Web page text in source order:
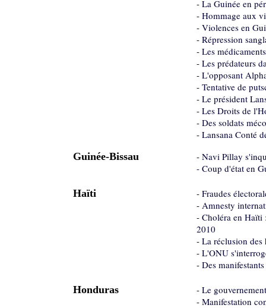
- La Guinée en
- Hommage aux
- Violences en
- Répression
- Les
- Les prédateurs
- L'opposant
- Tentative de
- Le président
- Les Droits de
- Des soldats
- Lansana Conté
Guinée-Bissau
- Navi Pillay
- Coup d'état en
Haïti - Fraudes
- Amnesty
- Choléra en Haïti
2010
- La réclusion des
- L'ONU
- Des
Honduras - Le
- Manifestation